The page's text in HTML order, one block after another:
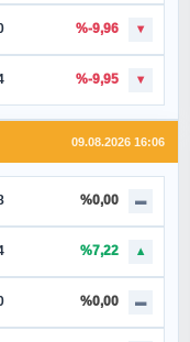
%-9,96 ▼
%-9,95 ▼
09.08.2026 16:06
%0,00 ▬
%7,22 ▲
%0,00 ▬